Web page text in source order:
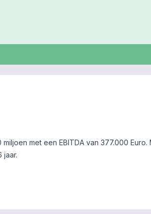
met een EBITDA van 377.000 Euro.
jaar.